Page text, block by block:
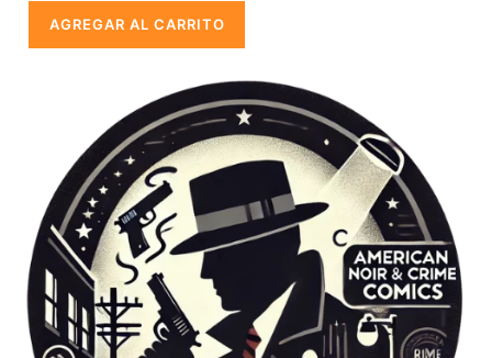
oferta
AGREGAR AL CARRITO